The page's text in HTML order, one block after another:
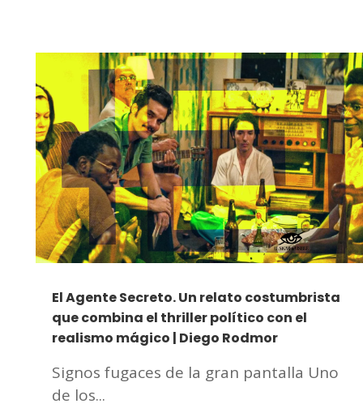
El Agente Secreto. Un relato costumbrista
que combina el thriller político con el
realismo mágico | Diego Rodmor
Signos fugaces de la gran pantalla Uno
de los...